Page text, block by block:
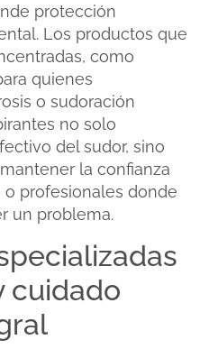
protección
Los productos que
como
quienes
o sudoración
no solo
del sudor, sino
la confianza
profesionales donde
un problema.
cuidado